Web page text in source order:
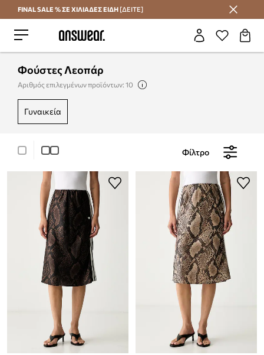
Εξοικονομήστε με το Answear Club
FINAL SALE % ΣΕ ΧΙΛΙΑΔΕΣ ΕΙΔΗ [ΔΕΙΤΕ]
Φούστες Λεοπάρ
Αριθμός επιλεγμένων προϊόντων: 10
γυναικεία
Φίλτρο